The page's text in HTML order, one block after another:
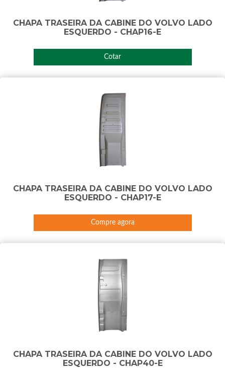
CHAPA TRASEIRA DA CABINE DO VOLVO LADO
ESQUERDO - CHAP16-E
Cotar
CHAPA TRASEIRA DA CABINE DO VOLVO LADO
ESQUERDO - CHAP17-E
Compre agora
CHAPA TRASEIRA DA CABINE DO VOLVO LADO
ESQUERDO - CHAP40-E